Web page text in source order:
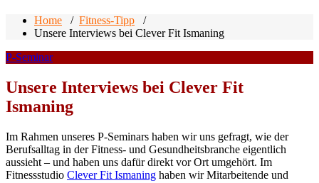
Home / Fitness-Tipp /
Unsere Interviews bei Clever Fit Ismaning
P-Seminar
Unsere Interviews bei Clever Fit
Ismaning
Im Rahmen unseres P-Seminars haben wir uns gefragt, wie der
Berufsalltag in der Fitness- und Gesundheitsbranche eigentlich
aussieht – und haben uns dafür direkt vor Ort umgehört. Im
Fitnessstudio Clever Fit Ismaning haben wir Mitarbeitende und